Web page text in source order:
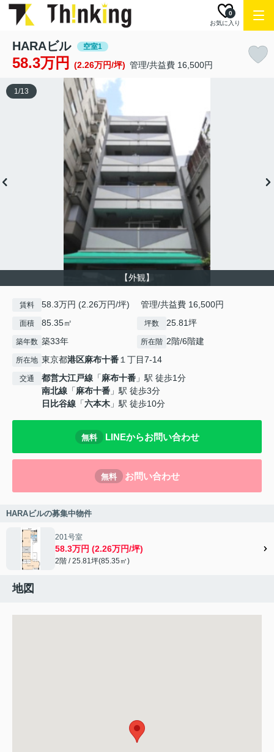
お気に入り
0
HARAビル 空室1
58.3万円 (2.26万円/坪) 管理/共益費 16,500円
【外観】
1/13
賃料 58.3万円 (2.26万円/坪) 管理/共益費 16,500円
面積 85.35㎡ 坪数 25.81坪
築年数 築33年 所在階 2階/6階建
所在地 東京都港区麻布十番１丁目7-14
交通 都営大江戸線 「麻布十番 」駅 徒歩1分
南北線 「麻布十番 」駅 徒歩3分
日比谷線 「六本木 」駅 徒歩10分
無料 LINEからお問い合わせ
無料 お問い合わせ
HARAビルの募集中物件
201号室
58.3万円 (2.26万円/坪)
2階 / 25.81坪(85.35㎡)
地図